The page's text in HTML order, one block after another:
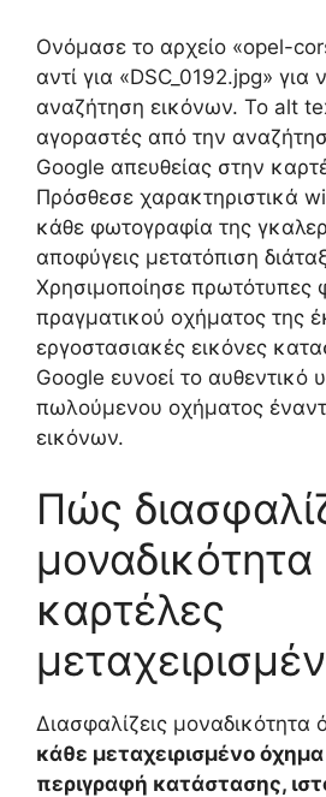
Ονόμασε το αρχείο «opel-
αντί για «DSC_0192.jpg» για
αναζήτηση εικόνων. Το alt
αγοραστές από την
Google απευθείας στην
Πρόσθεσε χαρακτηριστικά
κάθε φωτογραφία της
αποφύγεις μετατόπιση
Χρησιμοποίησε πρωτότυπες
πραγματικού οχήματος της
εργοστασιακές εικόνες
Google ευνοεί το αυθεντικό
πωλούμενου οχήματος
εικόνων.
Πώς
μοναδικότητα
καρτέλες
Διασφαλίζεις μοναδικότητα
κάθε μεταχειρισμένο
περιγραφή κατάστασης,